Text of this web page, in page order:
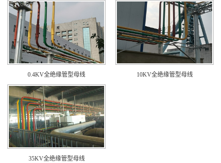
0.4KV全绝缘管型母线 10KV全绝缘管型母线
35KV全绝缘管型母线